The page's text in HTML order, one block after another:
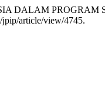
DALAM
jpip/article/view/4745.